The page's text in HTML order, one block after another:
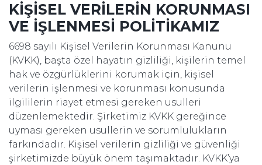
KİŞİSEL VERİLERİN KORUNMASI
VE İŞLENMESİ POLİTİKAMIZ
6698 sayılı Kişisel Verilerin Korunması Kanunu
(KVKK), başta özel hayatın gizliliği, kişilerin temel
hak ve özgürlüklerini korumak için, kişisel
verilerin işlenmesi ve korunması konusunda
ilgililerin riayet etmesi gereken usulleri
düzenlemektedir. Şirketimiz KVKK gereğince
uyması gereken usullerin ve sorumlulukların
farkındadır. Kişisel verilerin gizliliği ve güvenliği
şirketimizde büyük önem taşımaktadır. KVKK’ya